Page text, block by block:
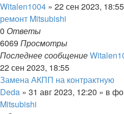
Witalen1004 » 22 сен 2023, 18:55
ремонт Mitsubishi
0 Ответы
6069 Просмотры
Последнее сообщение
22 сен 2023, 18:55
Замена АКПП на контрактную
Deda » 31 авг 2023, 12:20 » в
Mitsubishi